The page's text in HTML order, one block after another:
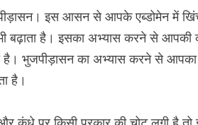
इस आसन से आपके एब्डोमेन में
बढ़ाता है। इसका अभ्यास करने से
है। भुजपीड़ासन का अभ्यास करने से
है।